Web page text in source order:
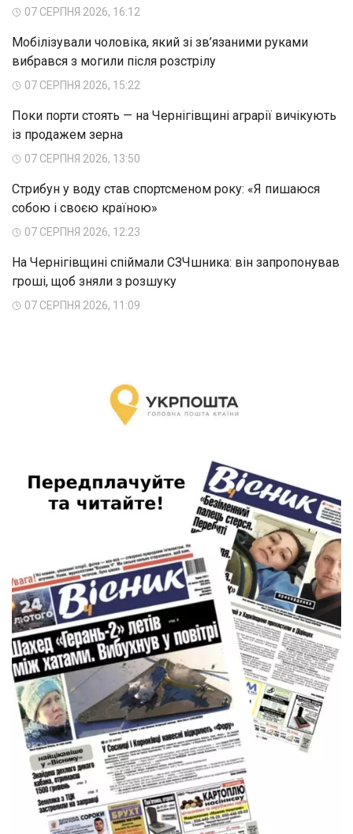
07 СЕРПНЯ 2026, 16:12
Мобілізували чоловіка, який зі зв’язаними руками
вибрався з могили після розстрілу
07 СЕРПНЯ 2026, 15:22
Поки порти стоять — на Чернігівщині аграрії вичікують
із продажем зерна
07 СЕРПНЯ 2026, 13:50
Стрибун у воду став спортсменом року: «Я пишаюся
собою і своєю країною»
07 СЕРПНЯ 2026, 12:23
На Чернігівщині спіймали СЗЧшника: він запропонував
гроші, щоб зняли з розшуку
07 СЕРПНЯ 2026, 11:09